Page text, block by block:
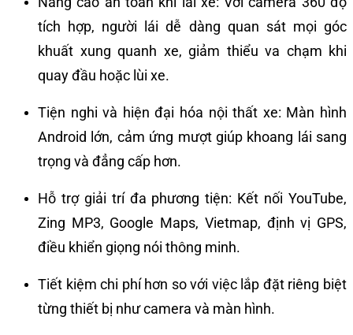
tích hợp, người lái dễ dàng quan sát mọi góc
khuất xung quanh xe, giảm thiểu va chạm khi
quay đầu hoặc lùi xe.
Tiện nghi và hiện đại hóa nội thất xe: Màn hình
Android lớn, cảm ứng mượt giúp khoang lái sang
trọng và đẳng cấp hơn.
Hỗ trợ giải trí đa phương tiện: Kết nối YouTube,
Zing MP3, Google Maps, Vietmap, định vị GPS,
điều khiển giọng nói thông minh.
Tiết kiệm chi phí hơn so với việc lắp đặt riêng biệt
từng thiết bị như camera và màn hình.